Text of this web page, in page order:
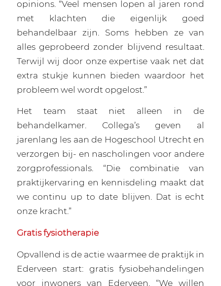
opinions. “Veel mensen lopen al jaren rond
met klachten die eigenlijk goed
behandelbaar zijn. Soms hebben ze van
alles geprobeerd zonder blijvend resultaat.
Terwijl wij door onze expertise vaak net dat
extra stukje kunnen bieden waardoor het
probleem wel wordt opgelost.”
Het team staat niet alleen in de
behandelkamer. Collega’s geven al
jarenlang les aan de Hogeschool Utrecht en
verzorgen bij- en nascholingen voor andere
zorgprofessionals. “Die combinatie van
praktijkervaring en kennisdeling maakt dat
we continu up to date blijven. Dat is echt
onze kracht.”
Gratis fysiotherapie
Opvallend is de actie waarmee de praktijk in
Ederveen start: gratis fysiobehandelingen
voor inwoners van Ederveen. “We willen